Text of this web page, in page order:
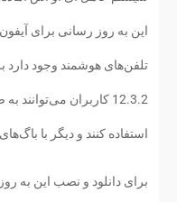
این به روز رسانی برای
تلفن‌های هوشمند وجود
12.3.2 کاربران
استفاده کنند و دیگر با
برای دانلود و نصب این به